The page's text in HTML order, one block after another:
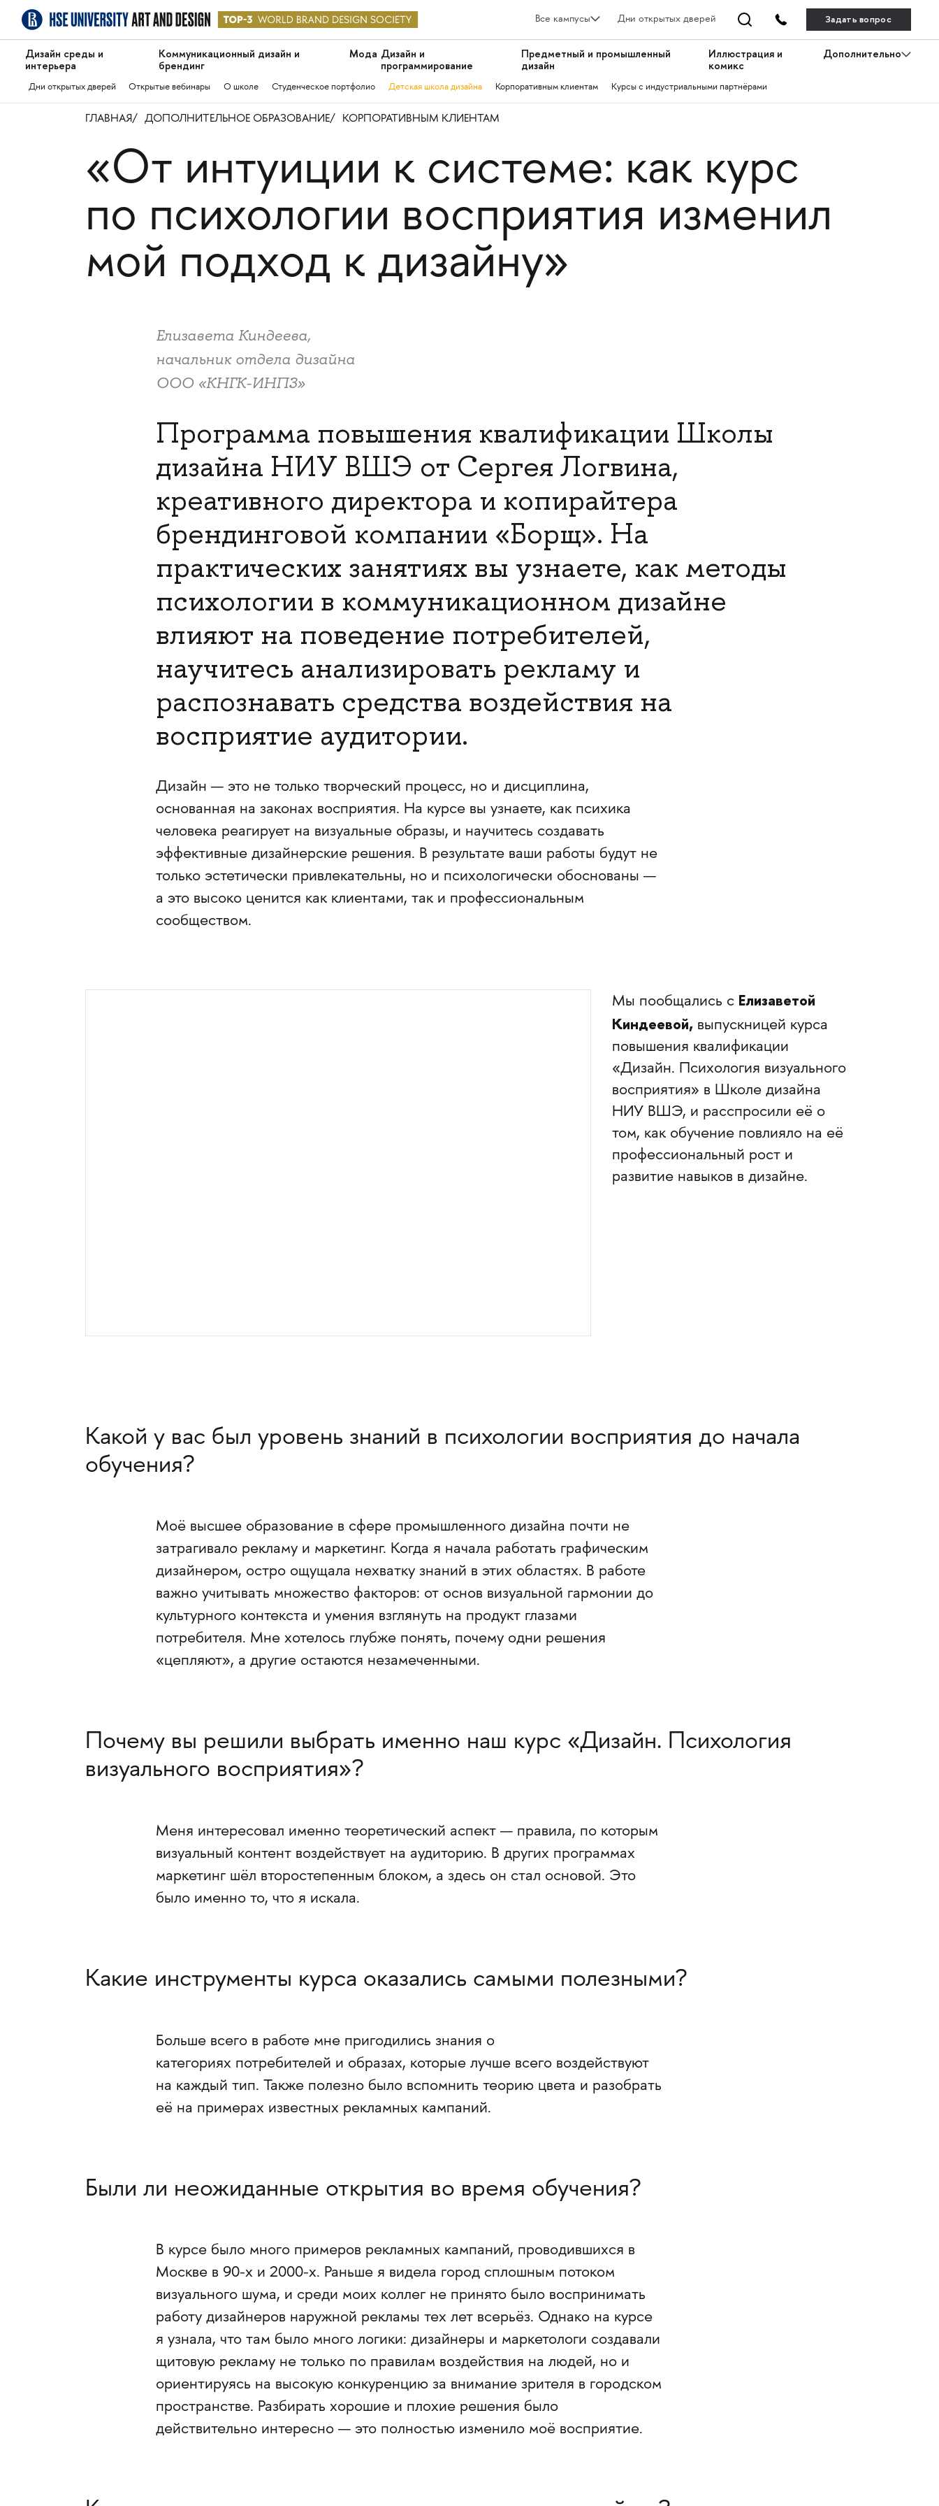
Все кампусы Дни открытых дверей Задать вопрос
Дизайн среды и
интерьера
Коммуникационный дизайн и
брендинг
Мода Дизайн и
программирование
Предметный и промышленный
дизайн
Иллюстрация и
комикс
Дополнительно
Дни открытых дверей Открытые вебинары О школе Студенческое портфолио Детская школа дизайна Корпоративным клиентам Курсы с индустриальными партнёрами
ГЛАВНАЯ ДОПОЛНИТЕЛЬНОЕ ОБРАЗОВАНИЕ КОРПОРАТИВНЫМ КЛИЕНТАМ
«От интуиции к системе: как курс
по психологии восприятия изменил
мой подход к дизайну»
Елизавета Киндеева,
начальник отдела дизайна
ООО «КНГК-ИНПЗ»
Программа повышения квалификации Школы
дизайна НИУ ВШЭ от Сергея Логвина,
креативного директора и копирайтера
брендинговой компании «Борщ». На
практических занятиях вы узнаете, как методы
психологии в коммуникационном дизайне
влияют на поведение потребителей,
научитесь анализировать рекламу и
распознавать средства воздействия на
восприятие аудитории.
Дизайн — это не только творческий процесс, но и дисциплина,
основанная на законах восприятия. На курсе вы узнаете, как психика
человека реагирует на визуальные образы, и научитесь создавать
эффективные дизайнерские решения. В результате ваши работы будут не
только эстетически привлекательны, но и психологически обоснованы —
а это высоко ценится как клиентами, так и профессиональным
сообществом.
Мы пообщались с Елизаветой
Киндеевой,выпускницей курса
повышения квалификации
«Дизайн. Психология визуального
восприятия» в Школе дизайна
НИУ ВШЭ, и расспросили её о
том, как обучение повлияло на её
профессиональный рост и
развитие навыков в дизайне.
Какой у вас был уровень знаний в психологии восприятия до начала
обучения?
Моё высшее образование в сфере промышленного дизайна почти не
затрагивало рекламу и маркетинг. Когда я начала работать графическим
дизайнером, остро ощущала нехватку знаний в этих областях. В работе
важно учитывать множество факторов: от основ визуальной гармонии до
культурного контекста и умения взглянуть на продукт глазами
потребителя. Мне хотелось глубже понять, почему одни решения
«цепляют», а другие остаются незамеченными.
Почему вы решили выбрать именно наш курс «Дизайн. Психология
визуального восприятия»?
Меня интересовал именно теоретический аспект — правила, по которым
визуальный контент воздействует на аудиторию. В других программах
маркетинг шёл второстепенным блоком, а здесь он стал основой. Это
было именно то, что я искала.
Какие инструменты курса оказались самыми полезными?
Больше всего в работе мне пригодились знания о
категориях потребителей и образах, которые лучше всего воздействуют
на каждый тип. Также полезно было вспомнить теорию цвета и разобрать
её на примерах известных рекламных кампаний.
Были ли неожиданные открытия во время обучения?
В курсе было много примеров рекламных кампаний, проводившихся в
Москве в 90-х и 2000-х. Раньше я видела город сплошным потоком
визуального шума, и среди моих коллег не принято было воспринимать
работу дизайнеров наружной рекламы тех лет всерьёз. Однако на курсе
я узнала, что там было много логики: дизайнеры и маркетологи создавали
щитовую рекламу не только по правилам воздействия на людей, но и
ориентируясь на высокую конкуренцию за внимание зрителя в городском
пространстве. Разбирать хорошие и плохие решения было
действительно интересно — это полностью изменило моё восприятие.